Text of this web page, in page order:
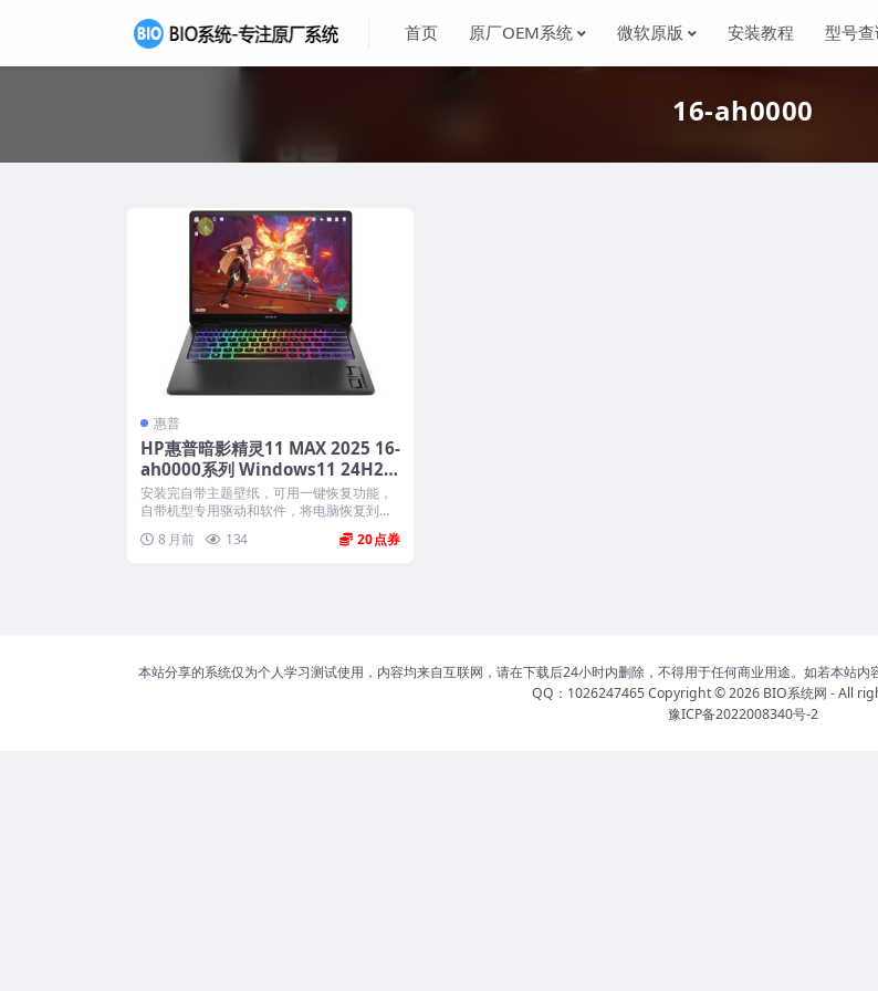
首页 原厂OEM系统 微软原版 安装教程 型号查
16-ah0000
惠普
HP惠普暗影精灵11 MAX 2025 16-
ah0000系列 Windows11 24H2
家庭中文版 原厂oem系统
安装完自带主题壁纸，可用一键恢复功能，
自带机型专用驱动和软件，将电脑恢复到出
8 月前 134 20
本站分享的系统仅为个人学习测试使用，内容均来自互联网，请在下载后24小时内删除，不得用于任何商业用途。如若本站
QQ：1026247465 Copyright © 2026 BIO系统网 - All
豫ICP备2022008340号-2